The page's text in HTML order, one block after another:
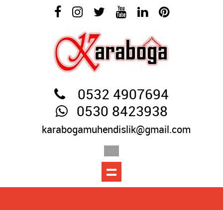
0532 4907694
0530 8423938
karabogamuhendislik@gmail.com